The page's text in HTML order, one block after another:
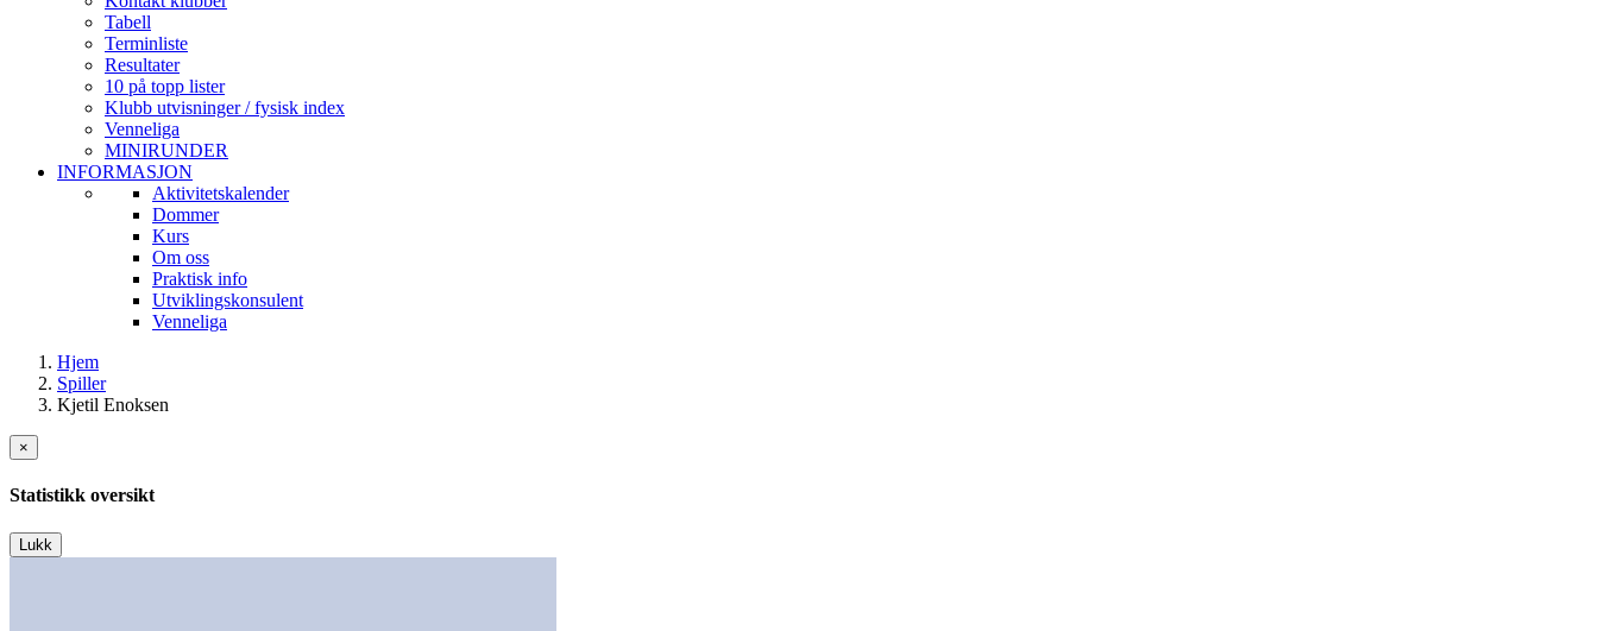
Tabell
Terminliste
Resultater
10 på topp lister
Klubb utvisninger / fysisk index
Venneliga
MINIRUNDER
INFORMASJON
Aktivitetskalender
Dommer
Kurs
Om oss
Praktisk info
Utviklingskonsulent
Venneliga
Hjem
Spiller
Kjetil Enoksen
×
Statistikk oversikt
Lukk